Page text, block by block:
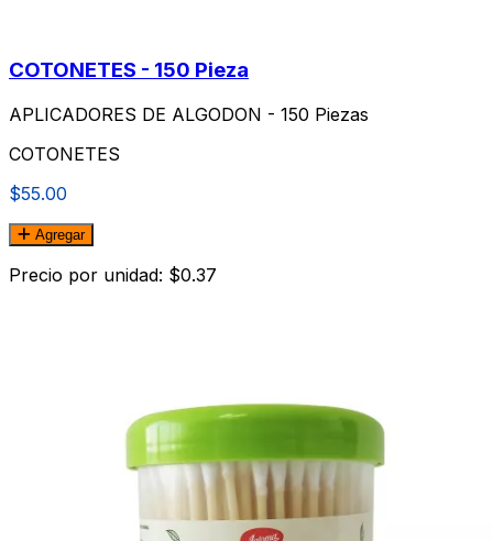
COTONETES - 150 Pieza
APLICADORES DE ALGODON - 150 Piezas
COTONETES
$55.00
Agregar
Precio por unidad: $0.37